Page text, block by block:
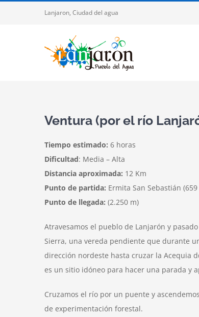
Lanjaron, Ciudad del agua
Ventura (por el río
Tiempo estimado: 6 horas
Dificultad: Media – Alta
Distancia aproximada: 12 Km
Punto de partida: Ermita San Sebastián
Punto de llegada: (2.250 m)
Atravesamos el pueblo de Lanjarón y
Sierra, una vereda pendiente que durante
dirección nordeste hasta cruzar la Acequia
es un sitio idóneo para hacer una parada y
Cruzamos el río por un puente y
de experimentación forestal.